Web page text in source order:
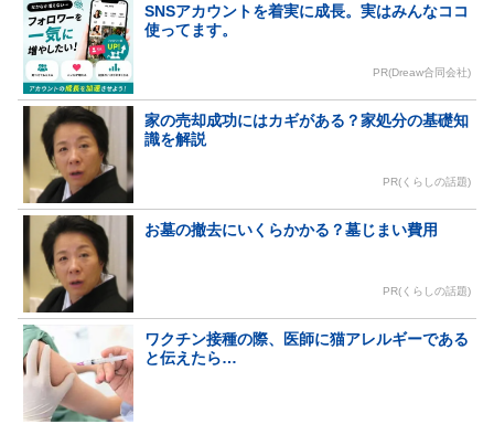
SNSアカウントを着実に成長。実はみんなココ
使ってます。
PR(Dreaw合同会社)
家の売却成功にはカギがある？家処分の基礎知
識を解説
PR(くらしの話題)
お墓の撤去にいくらかかる？墓じまい費用
PR(くらしの話題)
ワクチン接種の際、医師に猫アレルギーである
と伝えたら…